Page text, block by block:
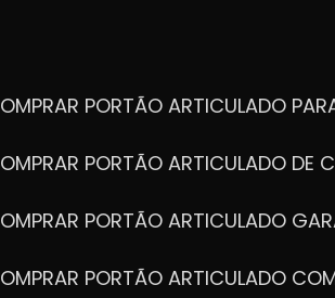
COMPRAR PORTÃO ARTICULADO
COMPRAR PORTÃO ARTICULADO DE
COMPRAR PORTÃO ARTICULADO
COMPRAR PORTÃO ARTICULADO